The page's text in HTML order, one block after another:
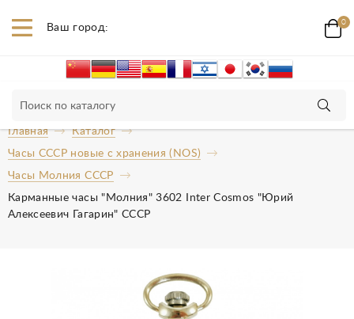
Ваш город: 0
Главная
Каталог
Часы СССР новые с хранения (NOS)
Часы Молния СССР
Карманные часы "Молния" 3602 Inter Cosmos "Юрий
Алексеевич Гагарин" СССР